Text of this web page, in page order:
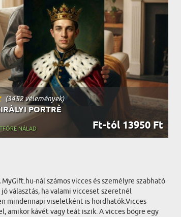
(3452 vélemények)
PORTRÉ
Ft-tól 13950 Ft
NÁLAD
nál számos vicces és személyre szabható
választás, ha valami vicceset szeretnél
mindennapi viseletként is hordhatók.Vicces
amikor kávét vagy teát iszik. A vicces bögre egy